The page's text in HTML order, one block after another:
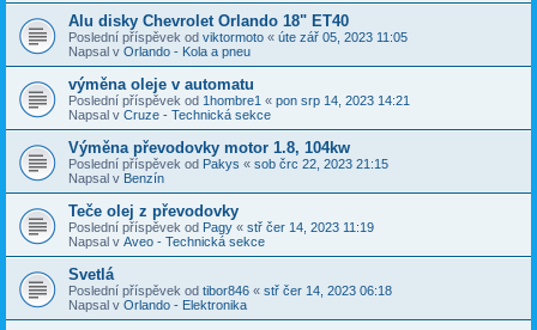
Alu disky Chevrolet Orlando 18" ET40
Poslední příspěvek od viktormoto « úte zář 05, 2023 11:05
Napsal v Orlando - Kola a pneu
výměna oleje v automatu
Poslední příspěvek od 1hombre1 « pon srp 14, 2023 14:21
Napsal v Cruze - Technická sekce
Výměna převodovky motor 1.8, 104kw
Poslední příspěvek od Pakys « sob črc 22, 2023 21:15
Napsal v Benzín
Teče olej z převodovky
Poslední příspěvek od Pagy « stř čer 14, 2023 11:19
Napsal v Aveo - Technická sekce
Svetlá
Poslední příspěvek od tibor846 « stř čer 14, 2023 06:18
Napsal v Orlando - Elektronika